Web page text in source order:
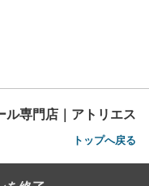
ル専門店｜アトリエス
トップへ戻る